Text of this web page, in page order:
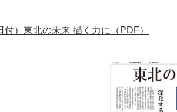
）東北の未来 描く力に（PDF）